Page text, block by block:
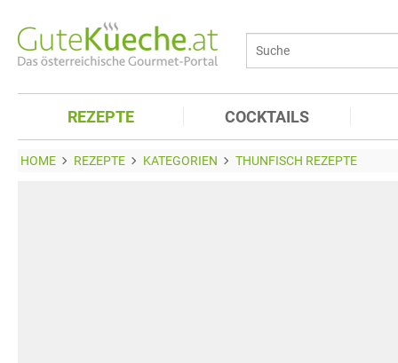
REZEPTE COCKTAILS
HOME REZEPTE KATEGORIEN THUNFISCH REZEPTE